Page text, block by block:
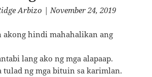
Arbizo | November 24, 2019
akong hindi mahahalikan ang
lang ako ng mga alapaap.
tulad ng mga bituin sa karimlan.